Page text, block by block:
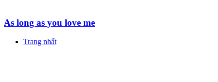
As long as you love me
Trang nhất